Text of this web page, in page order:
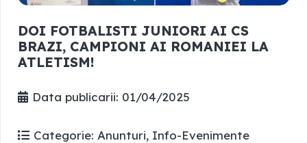
DOI FOTBALISTI JUNIORI AI CS
BRAZI, CAMPIONI AI ROMANIEI LA
ATLETISM!
Data publicarii: 01/04/2025
Categorie: Anunturi, Info-Evenimente